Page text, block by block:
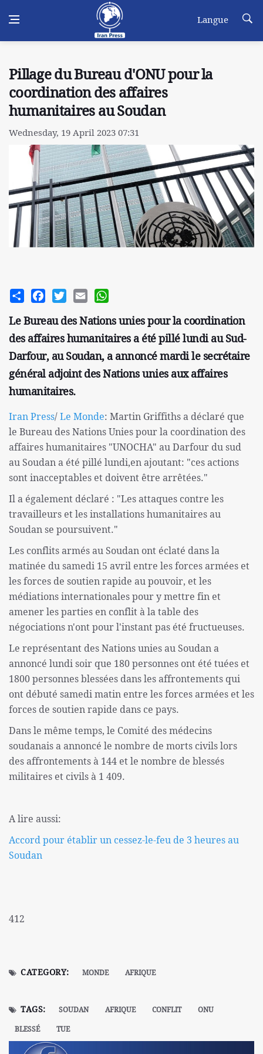
Langue
Pillage du Bureau d'ONU pour la
coordination des affaires
humanitaires au Soudan
Wednesday, 19 April 2023 07:31
Share FacebookTwitterEmail
Le Bureau des Nations unies pour la coordination
des affaires humanitaires a été pillé lundi au Sud-
Darfour, au Soudan, a annoncé mardi le secrétaire
général adjoint des Nations unies aux affaires
humanitaires.
Iran Press/Le Monde: Martin Griffiths a déclaré que
le Bureau des Nations Unies pour la coordination des
affaires humanitaires "UNOCHA" au Darfour du sud
au Soudan a été pillé lundi,en ajoutant: "ces actions
sont inacceptables et doivent être arrêtées."
Il a également déclaré : "Les attaques contre les
travailleurs et les installations humanitaires au
Soudan se poursuivent."
Les conflits armés au Soudan ont éclaté dans la
matinée du samedi 15 avril entre les forces armées et
les forces de soutien rapide au pouvoir, et les
médiations internationales pour y mettre fin et
amener les parties en conflit à la table des
négociations n'ont pour l'instant pas été fructueuses.
Le représentant des Nations unies au Soudan a
annoncé lundi soir que 180 personnes ont été tuées et
1800 personnes blessées dans les affrontements qui
ont débuté samedi matin entre les forces armées et les
forces de soutien rapide dans ce pays.
Dans le même temps, le Comité des médecins
soudanais a annoncé le nombre de morts civils lors
des affrontements à 144 et le nombre de blessés
militaires et civils à 1 409.
A lire aussi:
Accord pour établir un cessez-le-feu de 3 heures au
Soudan
412
CATEGORY: MONDE AFRIQUE
TAGS: SOUDAN AFRIQUE CONFLIT
ONU
BLESSÉ
TUE